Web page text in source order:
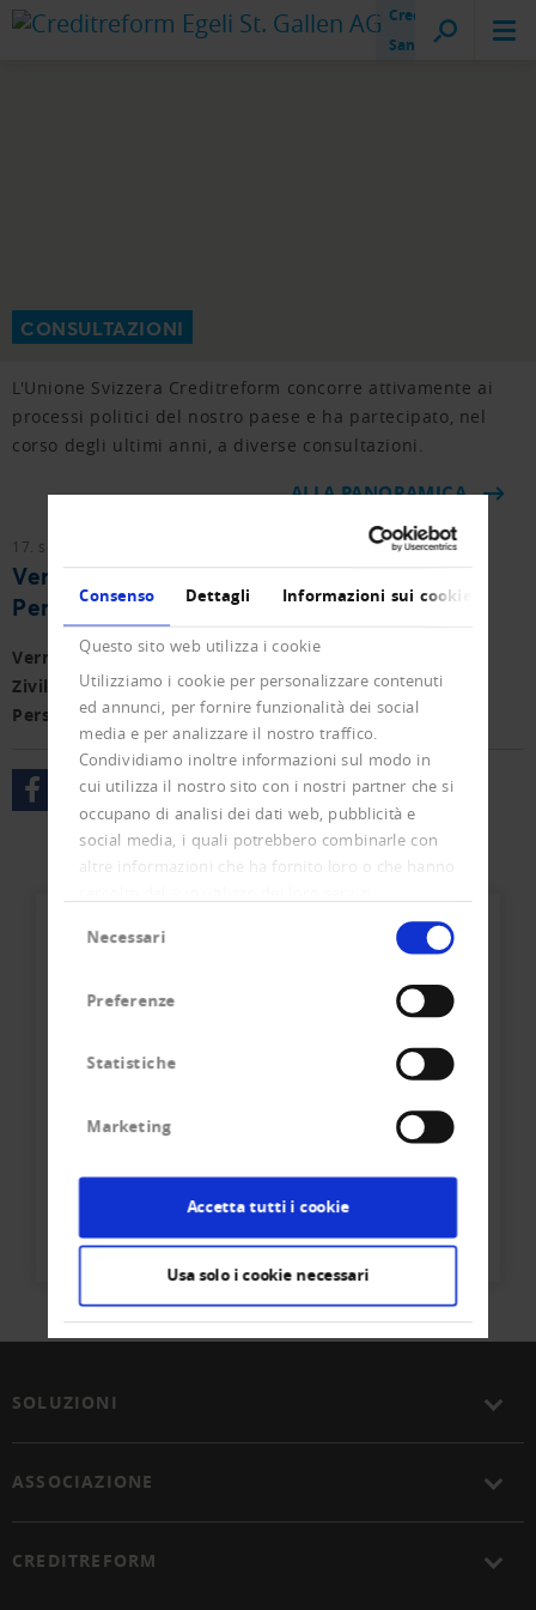
Consenso Dettagli Informazioni sui cookie
Questo sito web utilizza i cookie
Utilizziamo i cookie per personalizzare contenuti
ed annunci, per fornire funzionalità dei social
media e per analizzare il nostro traffico.
Condividiamo inoltre informazioni sul modo in
cui utilizza il nostro sito con i nostri partner che si
occupano di analisi dei dati web, pubblicità e
social media, i quali potrebbero combinarle con
altre informazioni che ha fornito loro o che hanno
delNecessari
Preferenze
Statistiche
Marketing
Accetta tutti i cookie
Usa solo i cookie necessari
Creditreform
San Gallo
CONSULTAZIONI
L'Unione Svizzera Creditreform concorre attivamente ai
processi politici del nostro paese e ha partecipato, nel
corso degli ultimi anni, a diverse consultazioni.
ALLA PANORAMICA
17. settembre 2018
Vernehmlassung Änderung
Personenstandsregister
Vernehmlassung zur Änderung des Schweizerischen
Zivilgesetzbuchs (Änderung des Geschlechts im
Personenstandsregister)
Team
Creditreform Egeli St. Gallen AG
+41 71 - 221 11 - 21
Scrivere un'e-mail
SOLUZIONI
ASSOCIAZIONE
CREDITREFORM